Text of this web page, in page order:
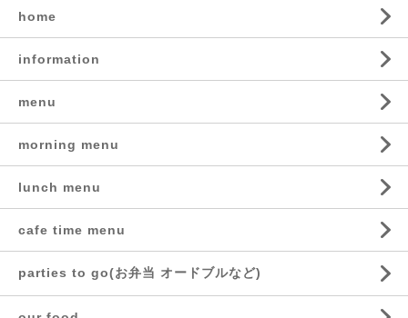
home
information
menu
morning menu
lunch menu
cafe time menu
parties to go(お弁当 オードブルなど)